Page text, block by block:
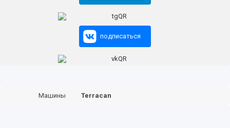
подписаться
Машины Terracan